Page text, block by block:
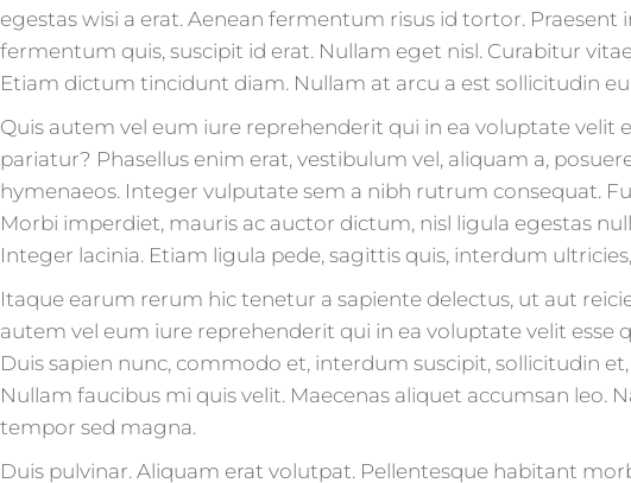
egestas wisi a erat. Aenean fermentum risus id tortor.
fermentum quis, suscipit id erat. Nullam eget nisl. Curabitur
Etiam dictum tincidunt diam. Nullam at arcu a est sollicitudin
Quis autem vel eum iure reprehenderit qui in ea voluptate
pariatur? Phasellus enim erat, vestibulum vel, aliquam a,
hymenaeos. Integer vulputate sem a nibh rutrum consequat.
Morbi imperdiet, mauris ac auctor dictum, nisl ligula egestas
Integer lacinia. Etiam ligula pede, sagittis quis, interdum
Itaque earum rerum hic tenetur a sapiente delectus, ut aut
autem vel eum iure reprehenderit qui in ea voluptate velit
Duis sapien nunc, commodo et, interdum suscipit, sollicitudin
Nullam faucibus mi quis velit. Maecenas aliquet accumsan leo.
tempor sed magna.
Duis pulvinar. Aliquam erat volutpat. Pellentesque habitant